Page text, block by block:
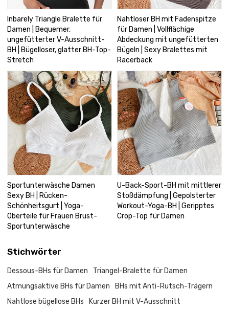
Inbarely Triangle Bralette für
Damen | Bequemer,
ungefütterter V-Ausschnitt-
BH | Bügelloser, glatter BH-Top-
Stretch
Nahtloser BH mit Fadenspitze
für Damen | Vollflächige
Abdeckung mit ungefütterten
Bügeln | Sexy Bralettes mit
Racerback
Sportunterwäsche Damen
Sexy BH | Rücken-
Schönheitsgurt | Yoga-
Oberteile für Frauen Brust-
Sportunterwäsche
U-Back-Sport-BH mit mittlerer
Stoßdämpfung | Gepolsterter
Workout-Yoga-BH | Geripptes
Crop-Top für Damen
Stichwörter
Dessous-BHs für Damen
Triangel-Bralette für Damen
Atmungsaktive BHs für Damen
BHs mit Anti-Rutsch-Trägern
Nahtlose bügellose BHs
Kurzer BH mit V-Ausschnitt